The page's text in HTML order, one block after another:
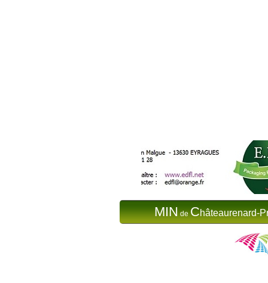
MINdeChâteaurenard-